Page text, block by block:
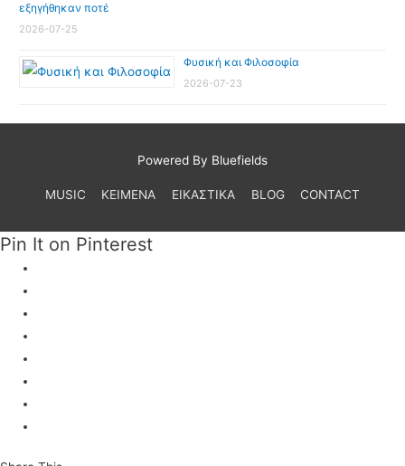
εξηγήθηκαν ποτέ
2026-07-25
Φυσική και Φιλοσοφία
2026-07-23
Powered By Bluefields
MUSIC ΚΕΙΜΕΝΑ ΕΙΚΑΣΤΙΚΑ BLOG CONTACT
Pin It on Pinterest